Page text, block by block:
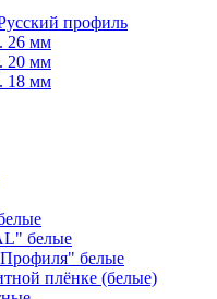
профиль
26 мм
20 мм
18 мм
белые
белые
плёнке (белые)